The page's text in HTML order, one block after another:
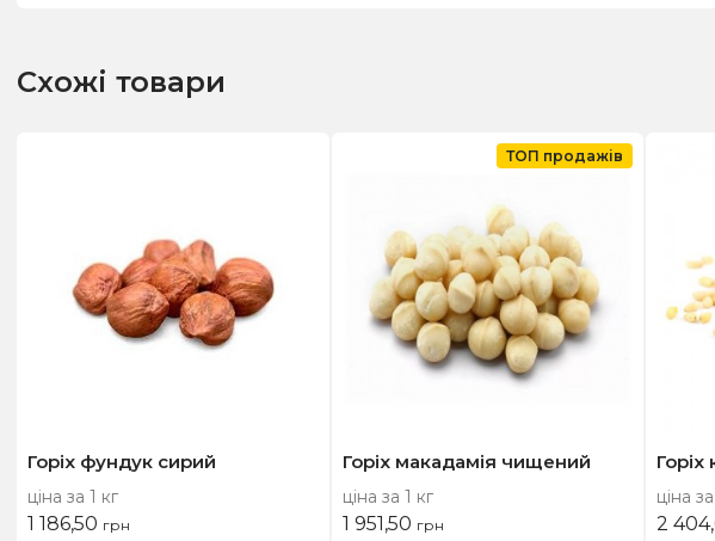
Схожі товари
Горіх фундук сирий
ціна за 1 кг
1 186,50 грн
Горіх макадамія чищений
ціна за 1 кг
1 951,50 грн
ТОП продажів
ціна
2